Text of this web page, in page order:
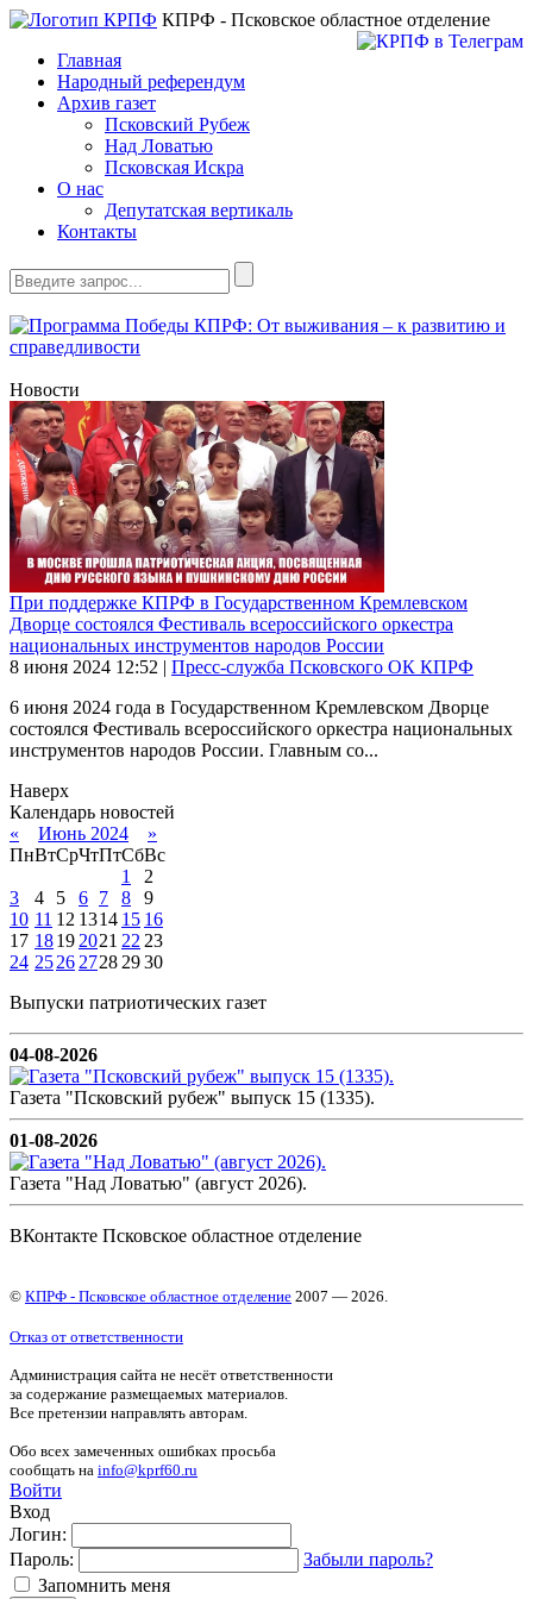
КПРФ - Псковское областное отделение
Главная
Народный референдум
Архив газет
Псковский Рубеж
Над Ловатью
Псковская Искра
О нас
Депутатская вертикаль
Контакты
Новости
При поддержке КПРФ в Государственном Кремлевском
Дворце состоялся Фестиваль всероссийского оркестра
национальных инструментов народов России
8 июня 2024 12:52 | Пресс-служба Псковского ОК КПРФ
6 июня 2024 года в Государственном Кремлевском Дворце
состоялся Фестиваль всероссийского оркестра национальных
инструментов народов России. Главным со...
Наверх
Календарь новостей
«
Июнь 2024
»
ПнВтСрЧтПтСбВс
1
2
3
4 5 6 7 8
9
10 11 12 1314 15 16
17 1819 2021 22 23
24 2526 2728 2930
Выпуски патриотических газет
04-08-2026
Газета "Псковский рубеж" выпуск 15 (1335).
01-08-2026
Газета "Над Ловатью" (август 2026).
ВКонтакте Псковское областное отделение
© КПРФ - Псковское областное отделение 2007 — 2026.
Отказ от ответственности
Администрация сайта не несёт ответственности
за содержание размещаемых материалов.
Все претензии направлять авторам.
Обо всех замеченных ошибках просьба
сообщать на info@kprf60.ru
Войти
Вход
Логин:
Пароль:
Забыли пароль?
Запомнить меня